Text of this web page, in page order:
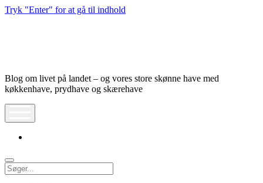
Tryk "Enter" for at gå til indhold
Blog om livet på landet – og vores store skønne have med
køkkenhave, prydhave og skærehave
Søg